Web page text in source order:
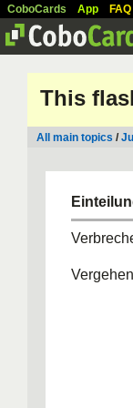
CoboCards App
This
All main topics /